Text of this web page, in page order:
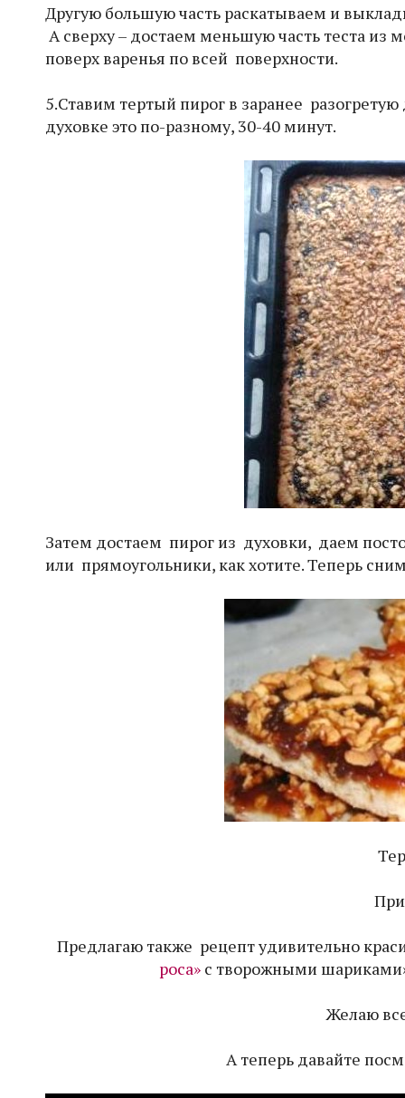
Другую большую часть раскатываем и
А сверху – достаем меньшую часть теста из
поверх варенья по всей поверхности.
5.Ставим тертый пирог в заранее
духовке это по-разному, 30-40 минут.
Затем достаем пирог из духовки, даем
или прямоугольники, как хотите. Теперь
Предлагаю также рецепт удивительно
роса» с творожными
Желаю
А теперь давайте